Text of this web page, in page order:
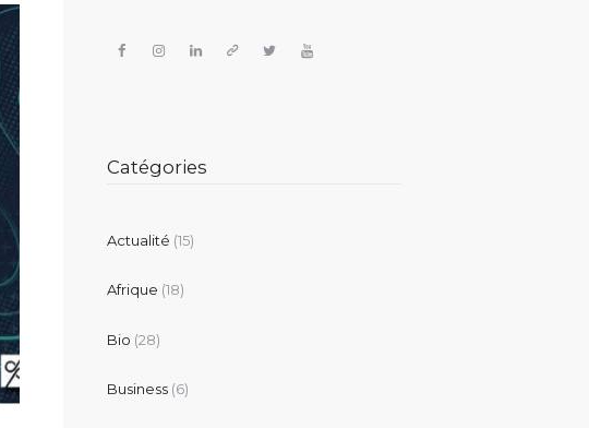
Catégories
Actualité (15)
Afrique (18)
Bio (28)
Business (6)